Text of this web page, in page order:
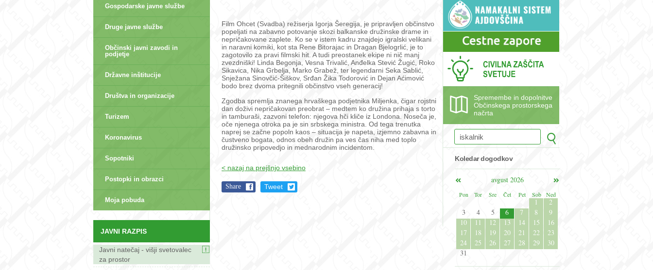
Gospodarske javne službe
Druge javne službe
Občinski javni zavodi in
podjetje
Državne inštitucije
Društva in organizacije
Turizem
Koronavirus
Sopotniki
Postopki in obrazci
Moja pobuda
JAVNI RAZPIS
Javni natečaj - višji svetovalec
za prostor
Film Ohcet (Svadba) režiserja Igorja Šeregija, je pripravljen občinstvo
popeljati na zabavno potovanje skozi balkanske družinske drame in
nepričakovane zaplete. Ko se v istem kadru znajdejo igralski velikani
in naravni komiki, kot sta Rene Bitorajac in Dragan Bjelogrlić, je to
zagotovilo za pravi filmski hit. A tudi preostanek ekipe ni nič manj
zvezdniški! Linda Begonja, Vesna Trivalić, Anđelka Stević Žugić, Roko
Sikavica, Nika Grbelja, Marko Grabež, ter legendarni Seka Sablić,
Snježana Sinovčić-Šiškov, Srđan Žika Todorović in Dejan Aćimović
bodo brez dvoma pritegnili občinstvo vseh generacij!
Zgodba spremlja znanega hrvaškega podjetnika Miljenka, čigar rojstni
dan doživi nepričakovan preobrat – medtem ko družina prihaja s torto
in tamburaši, zazvoni telefon: njegova hči kliče iz Londona. Noseča je,
oče njenega otroka pa je sin srbskega ministra. Od tega trenutka
naprej se začne popoln kaos – situacija je napeta, izjemno zabavna in
čustveno bogata, odnos obeh družin pa ves čas niha med toplo
družinsko pripovedjo in mednarodnim incidentom.
< nazaj na prejšnjo vsebino
Share Tweet
Spremembe in dopolnitve
Občinskega prostorskega
načrta
Koledar dogodkov
avgust 2026
Pon
Tor Sre Čet Pet Sob Ned
1
2
3
4 5 6 7 8
9
10
11 12 13 14 15
16
17
18 19 20 21 22
23
24
25 26 27 28 29
30
31